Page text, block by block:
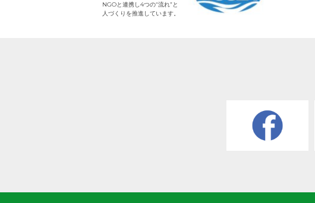
NGOと連携し4つの“流れ”と
人づくりを推進しています。